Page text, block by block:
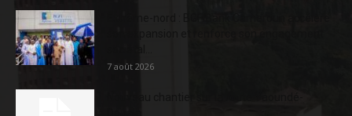
7 août 2026